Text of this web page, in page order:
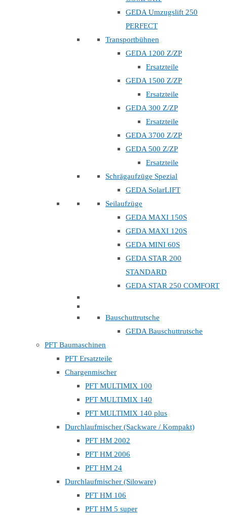
GEDA Umzugslift 250
PERFECT
Transportbühnen
GEDA 1200 Z/ZP
Ersatzteile
GEDA 1500 Z/ZP
Ersatzteile
GEDA 300 Z/ZP
Ersatzteile
GEDA 3700 Z/ZP
GEDA 500 Z/ZP
Ersatzteile
Schrägaufzüge Spezial
GEDA SolarLIFT
Seilaufzüge
GEDA MAXI 150S
GEDA MAXI 120S
GEDA MINI 60S
GEDA STAR 200
STANDARD
GEDA STAR 250 COMFORT
Bauschuttrutsche
GEDA Bauschuttrutsche
PFT Baumaschinen
PFT Ersatzteile
Chargenmischer
PFT MULTIMIX 100
PFT MULTIMIX 140
PFT MULTIMIX 140 plus
Durchlaufmischer (Sackware / Kompakt)
PFT HM 2002
PFT HM 2006
PFT HM 24
Durchlaufmischer (Siloware)
PFT HM 106
PFT HM 5 super